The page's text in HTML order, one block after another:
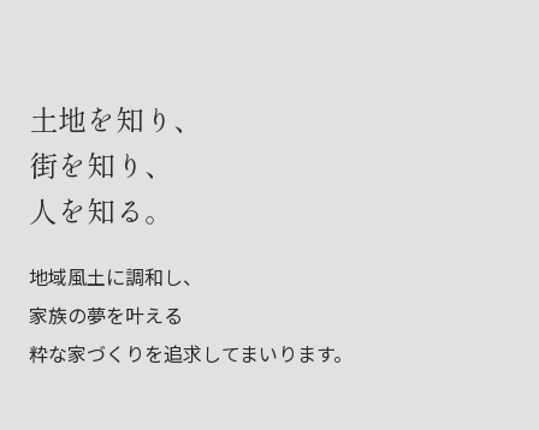
土地を知り、
街を知り、
人を知る。
地域風土に調和し、
家族の夢を叶える
粋な家づくりを追求してまいります。